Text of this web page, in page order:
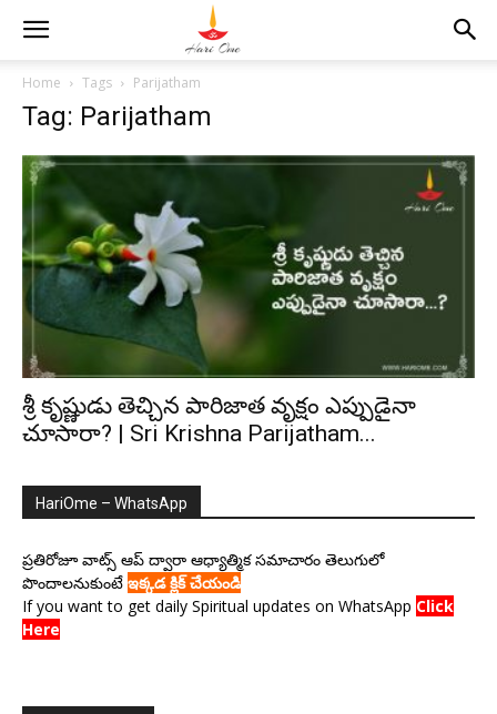
Home Tags Parijatham
Tag: Parijatham
శ్రీ కృష్ణుడు తెచ్చిన పారిజాత వృక్షం ఎప్పుడైనా
చూసారా? | Sri Krishna Parijatham...
HariOme – WhatsApp
ప్రతిరోజూ వాట్స్ ఆప్ ద్వారా ఆధ్యాత్మిక సమాచారం తెలుగులో
పొందాలనుకుంటే ఇక్కడ క్లిక్ చేయండి
If you want to get daily Spiritual updates on WhatsApp Click
Here